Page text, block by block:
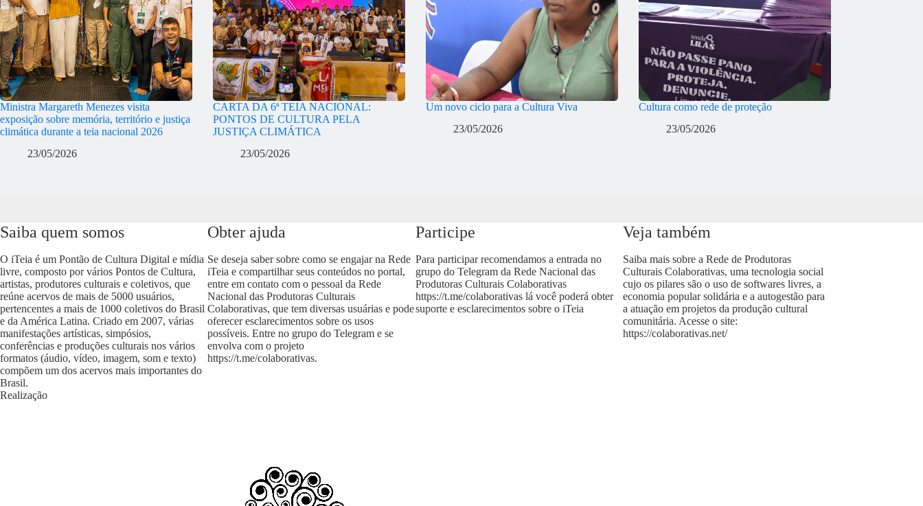
Ministra Margareth Menezes visita
exposição sobre memória, território e justiça
climática durante a teia nacional 2026
23/05/2026
CARTA DA 6ª TEIA NACIONAL:
PONTOS DE CULTURA PELA
JUSTIÇA CLIMÁTICA
23/05/2026
Um novo ciclo para a Cultura Viva
23/05/2026
Cultura como rede de proteção
23/05/2026
Saiba quem somos
O iTeia é um Pontão de Cultura Digital e mídia
livre, composto por vários Pontos de Cultura,
artistas, produtores culturais e coletivos, que
reúne acervos de mais de 5000 usuários,
pertencentes a mais de 1000 coletivos do Brasil
e da América Latina. Criado em 2007, várias
manifestações artísticas, simpósios,
conferências e produções culturais nos vários
formatos (áudio, vídeo, imagem, som e texto)
compõem um dos acervos mais importantes do
Brasil.
Obter ajuda
Se deseja saber sobre como se engajar na Rede
iTeia e compartilhar seus conteúdos no portal,
entre em contato com o pessoal da Rede
Nacional das Produtoras Culturais
Colaborativas, que tem diversas usuárias e pode
oferecer esclarecimentos sobre os usos
possíveis. Entre no grupo do Telegram e se
envolva com o projeto
https://t.me/colaborativas.
Participe
Para participar recomendamos a entrada no
grupo do Telegram da Rede Nacional das
Produtoras Culturais Colaborativas
https://t.me/colaborativaslá você poderá obter
suporte e esclarecimentos sobre o iTeia
Veja também
Saiba mais sobre a Rede de Produtoras
Culturais Colaborativas, uma tecnologia social
cujo os pilares são o uso de softwares livres, a
economia popular solidária e a autogestão para
a atuação em projetos da produção cultural
comunitária. Acesse o site:
https://colaborativas.net/
Realização